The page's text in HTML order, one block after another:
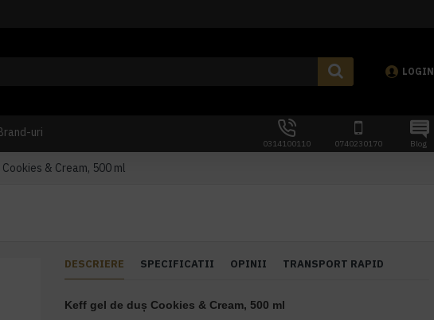
LOGIN
uri
0314100110 0740230170 Blog
& Cream, 500 ml
DESCRIERE SPECIFICATII OPINII TRANSPORT RAPID
Keff gel de duș Cookies & Cream, 500 ml